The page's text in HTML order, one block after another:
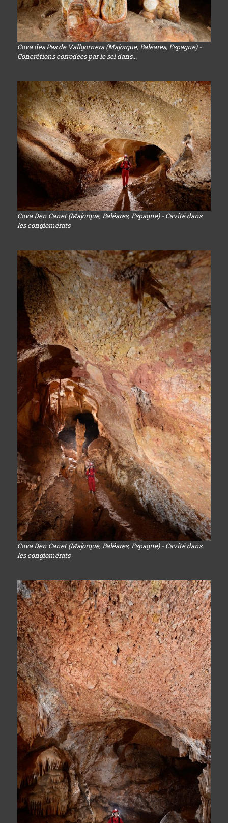
Cova des Pas de Vallgornera (Majorque, Baléares, Espagne) -
Concrétions corrodées par le sel dans...
Cova Den Canet (Majorque, Baléares, Espagne) - Cavité dans
les conglomérats
Cova Den Canet (Majorque, Baléares, Espagne) - Cavité dans
les conglomérats